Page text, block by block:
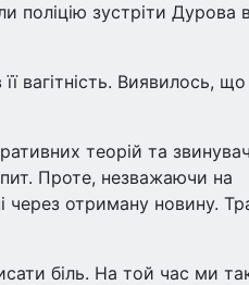
поліцію зустріти Дурова
вагітність. Виявилось, що
теорій та
Проте, незважаючи на
отриману новину.
біль. На той час ми